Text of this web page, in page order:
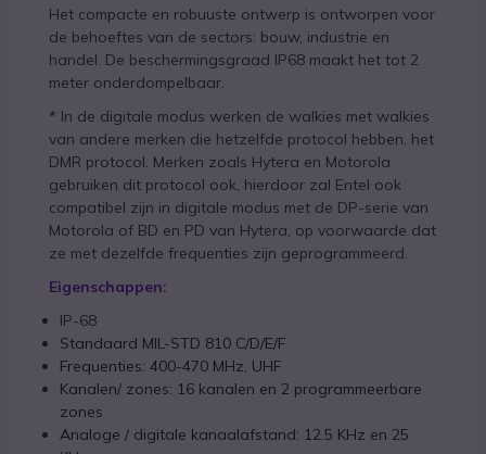
Het compacte en robuuste ontwerp is ontworpen voor
de behoeftes van de sectors: bouw, industrie en
handel. De beschermingsgraad IP68 maakt het tot 2
meter onderdompelbaar.
* In de digitale modus werken de walkies met walkies
van andere merken die hetzelfde protocol hebben, het
DMR protocol. Merken zoals Hytera en Motorola
gebruiken dit protocol ook, hierdoor zal Entel ook
compatibel zijn in digitale modus met de DP-serie van
Motorola of BD en PD van Hytera, op voorwaarde dat
ze met dezelfde frequenties zijn geprogrammeerd.
Eigenschappen:
IP-68
Standaard MIL-STD 810 C/D/E/F
Frequenties: 400-470 MHz, UHF
Kanalen/ zones: 16 kanalen en 2 programmeerbare
zones
Analoge / digitale kanaalafstand: 12.5 KHz en 25